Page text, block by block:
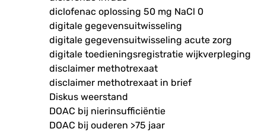
diclofenac oplossing 50 mg NaCl 0
digitale gegevensuitwisseling
digitale gegevensuitwisseling acute zorg
digitale toedieningsregistratie wijkverpleging
disclaimer methotrexaat
disclaimer methotrexaat in brief
Diskus weerstand
DOAC bij nierinsufficiëntie
DOAC bij ouderen >75 jaar